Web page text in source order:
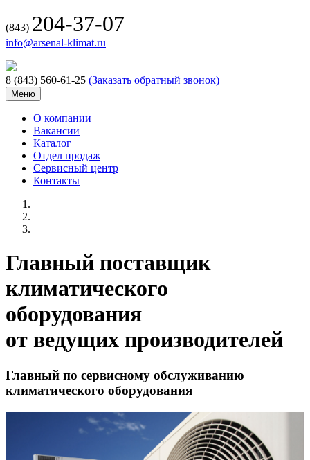
(843) 204-37-07
info@arsenal-klimat.ru
8 (843) 560-61-25 (Заказать обратный звонок)
Меню
О компании
Вакансии
Каталог
Отдел продаж
Сервисный центр
Контакты
Главный поставщик
климатического
оборудования
от ведущих производителей
Главный по сервисному обслуживанию
климатического оборудования